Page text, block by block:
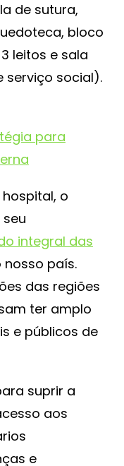
de sutura,
bloco
leitos e sala
serviço social).
para
o
integral das
país.
das regiões
ter amplo
e públicos de
suprir a
aos
e